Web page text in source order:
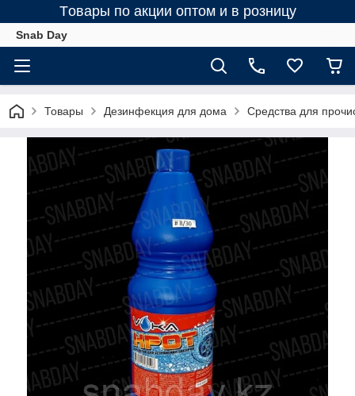
Tовары по акции оптом и в розницу
Snab Day
Товары Дезинфекция для дома Средства для